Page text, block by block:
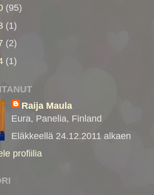
(95)
(1)
(2)
(1)
Raija Maula
Eura, Panelia, Finland
Eläkkeellä 24.12.2011 alkaen
profiilia